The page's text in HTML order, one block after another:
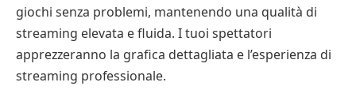
giochi senza problemi, mantenendo una qualità di
streaming elevata e fluida. I tuoi spettatori
apprezzeranno la grafica dettagliata e l’esperienza di
streaming professionale.